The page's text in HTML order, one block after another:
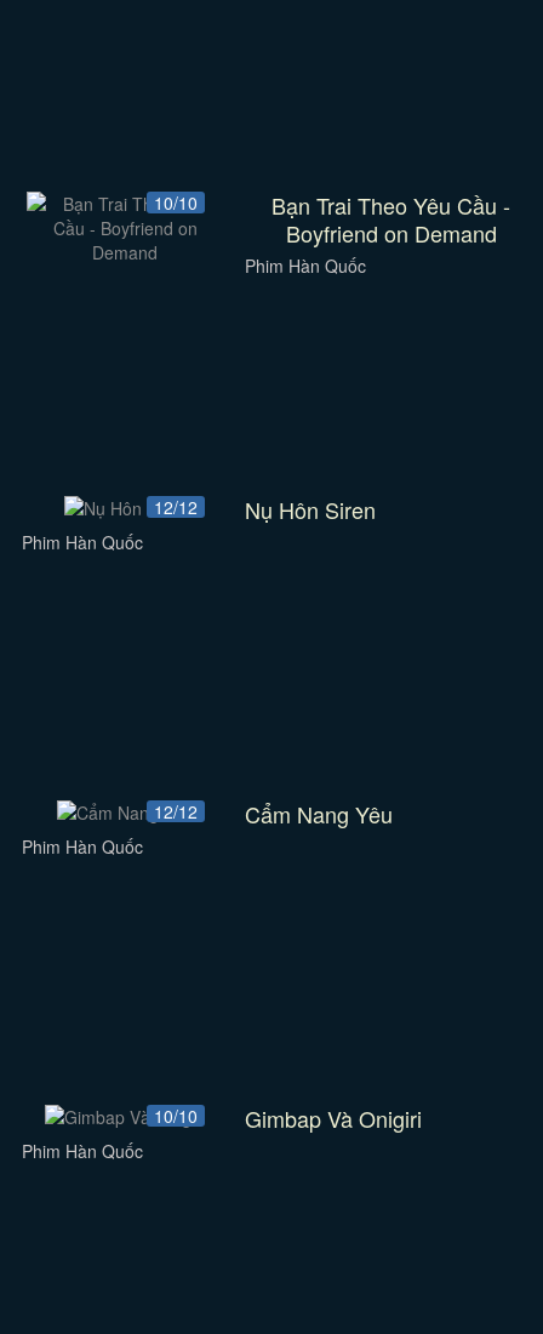
10/10
Bạn Trai Theo Yêu Cầu -
Boyfriend on Demand
Phim Hàn Quốc
12/12 Nụ Hôn Siren
Phim Hàn Quốc
12/12 Cẩm Nang Yêu
Phim Hàn Quốc
10/10 Gimbap Và Onigiri
Phim Hàn Quốc